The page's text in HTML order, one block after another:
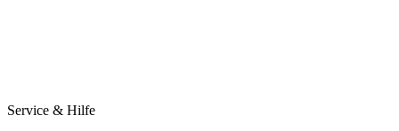
Service & Hilfe